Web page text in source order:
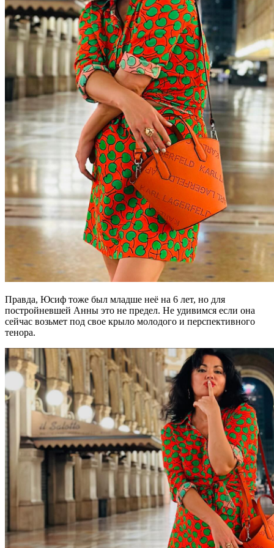
Правда, Юсиф тоже был младше неё на 6 лет, но для
постройневшей Анны это не предел. Не удивимся если она
сейчас возьмет под свое крыло молодого и перспективного
тенора.